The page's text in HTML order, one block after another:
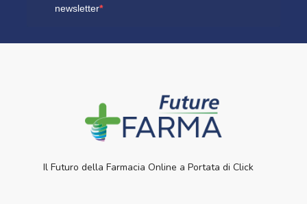
newsletter
Il Futuro della Farmacia Online a Portata di Click